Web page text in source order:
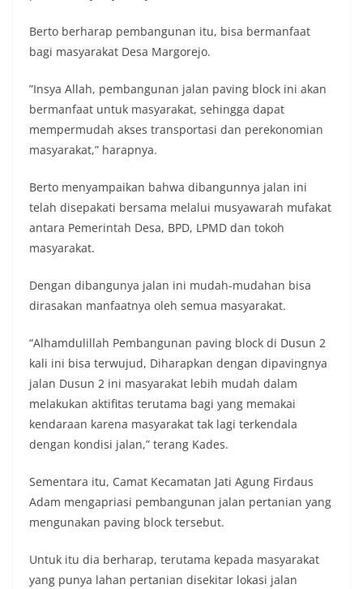
Berto berharap pembangunan itu, bisa bermanfaat
bagi masyarakat Desa Margorejo.
”Insya Allah, pembangunan jalan paving block ini akan
bermanfaat untuk masyarakat, sehingga dapat
mempermudah akses transportasi dan perekonomian
masyarakat,” harapnya.
Berto menyampaikan bahwa dibangunnya jalan ini
telah disepakati bersama melalui musyawarah mufakat
antara Pemerintah Desa, BPD, LPMD dan tokoh
masyarakat.
Dengan dibangunya jalan ini mudah-mudahan bisa
dirasakan manfaatnya oleh semua masyarakat.
“Alhamdulillah Pembangunan paving block di Dusun 2
kali ini bisa terwujud, Diharapkan dengan dipavingnya
jalan Dusun 2 ini masyarakat lebih mudah dalam
melakukan aktifitas terutama bagi yang memakai
kendaraan karena masyarakat tak lagi terkendala
dengan kondisi jalan,” terang Kades.
Sementara itu, Camat Kecamatan Jati Agung Firdaus
Adam mengapriasi pembangunan jalan pertanian yang
mengunakan paving block tersebut.
Untuk itu dia berharap, terutama kepada masyarakat
yang punya lahan pertanian disekitar lokasi jalan